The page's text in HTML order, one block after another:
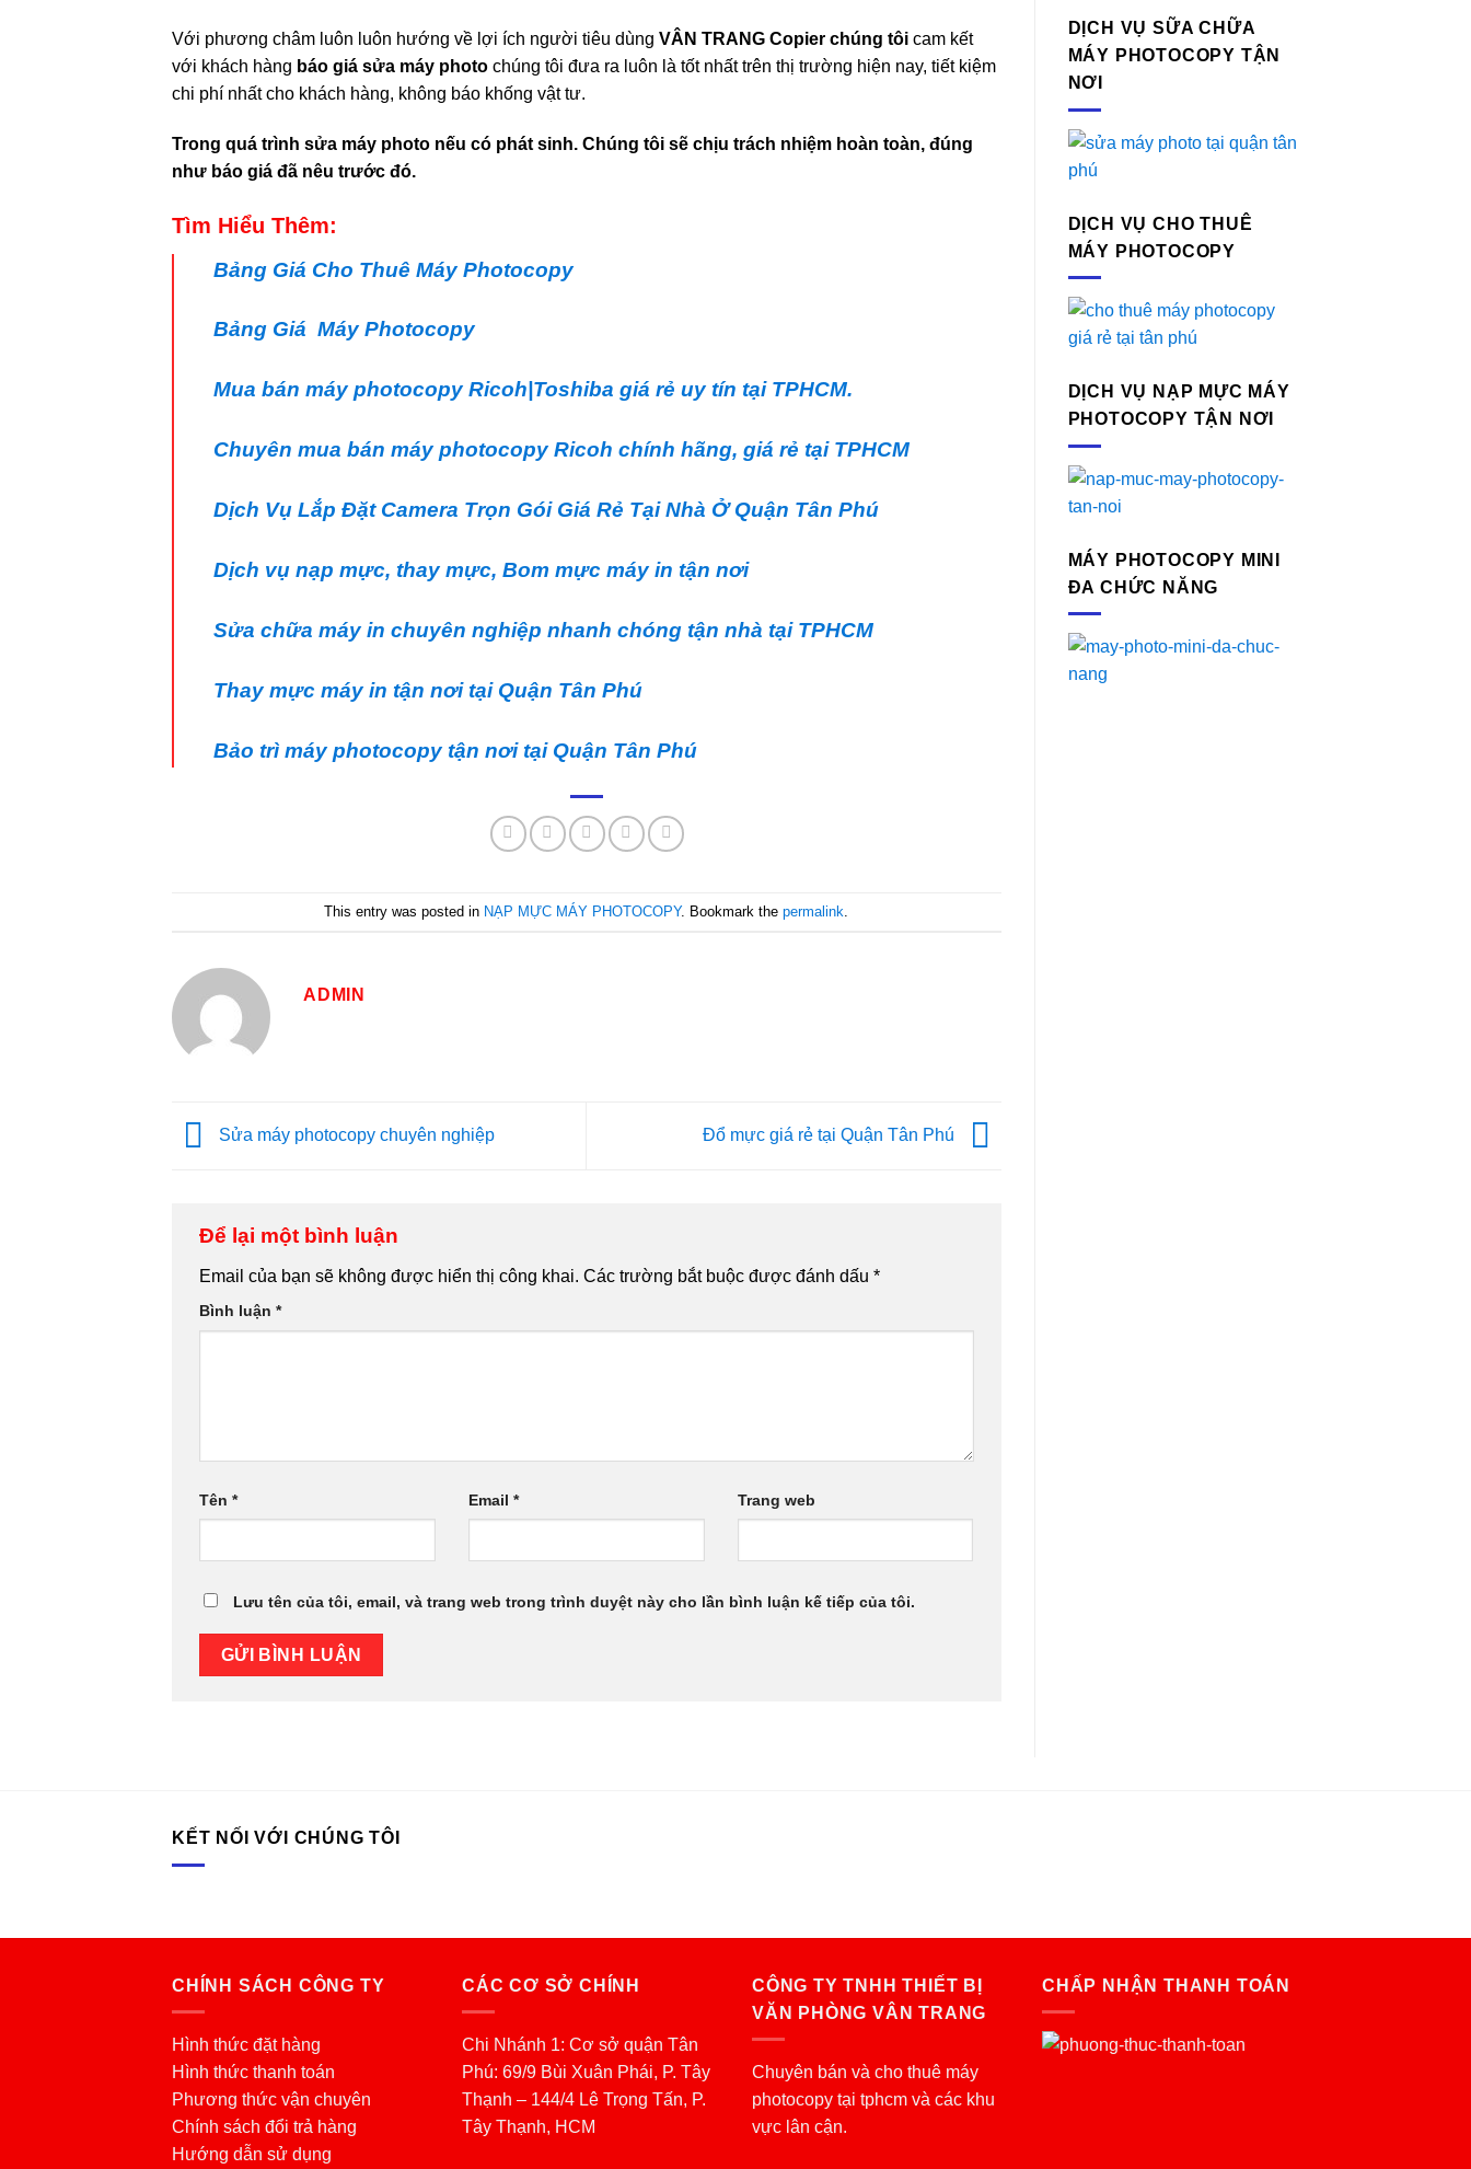
Với phương châm luôn luôn hướng về lợi ích người tiêu dùng VÂN TRANG Copier chúng tôi cam kết
với khách hàng báo giá sửa máy photo chúng tôi đưa ra luôn là tốt nhất trên thị trường hiện nay, tiết kiệm
chi phí nhất cho khách hàng, không báo khống vật tư.
Trong quá trình sửa máy photo nếu có phát sinh. Chúng tôi sẽ chịu trách nhiệm hoàn toàn, đúng
như báo giá đã nêu trước đó.
Tìm Hiểu Thêm:
Bảng Giá Cho Thuê Máy Photocopy
Bảng Giá Máy Photocopy
Mua bán máy photocopy Ricoh|Toshiba giá rẻ uy tín tại TPHCM.
Chuyên mua bán máy photocopy Ricoh chính hãng, giá rẻ tại TPHCM
Dịch Vụ Lắp Đặt Camera Trọn Gói Giá Rẻ Tại Nhà Ở Quận Tân Phú
Dịch vụ nạp mực, thay mực, Bom mực máy in tận nơi
Sửa chữa máy in chuyên nghiệp nhanh chóng tận nhà tại TPHCM
Thay mực máy in tận nơi tại Quận Tân Phú
Bảo trì máy photocopy tận nơi tại Quận Tân Phú
This entry was posted in NẠP MỰC MÁY PHOTOCOPY. Bookmark thepermalink
ADMIN
Sửa máy photocopy chuyên nghiệp Đổ mực giá rẻ tại Quận Tân Phú
Để lại một bình luận
Email của bạn sẽ không được hiển thị công khai. Các trường bắt buộc được đánh dấu *
Bình luận *
Tên * Email * Trang web
Lưu tên của tôi, email, và trang web trong trình duyệt này cho lần bình luận kế tiếp của tôi.
17.000.000 ₫.là:
15.000.000 ₫.
DỊCH VỤ SỮA CHỮA
MÁY PHOTOCOPY TẬN
NƠI
DỊCH VỤ CHO THUÊ
MÁY PHOTOCOPY
DỊCH VỤ NẠP MỰC MÁY
PHOTOCOPY TẬN NƠI
MÁY PHOTOCOPY MINI
ĐA CHỨC NĂNG
KẾT NỐI VỚI CHÚNG TÔI
CHÍNH SÁCH CÔNG TY
Hình thức đặt hàng
Hình thức thanh toán
Phương thức vận chuyên
Chính sách đổi trả hàng
Hướng dẫn sử dụng
CÁC CƠ SỞ CHÍNH
Chi Nhánh 1: Cơ sở quận Tân
Phú: 69/9 Bùi Xuân Phái, P. Tây
Thạnh – 144/4 Lê Trọng Tấn, P.
Tây Thạnh, HCM
CÔNG TY TNHH THIẾT BỊ
VĂN PHÒNG VÂN TRANG
Chuyên bán và cho thuê máy
photocopy tại tphcm và các khu
vực lân cận.
CHẤP NHẬN THANH TOÁN